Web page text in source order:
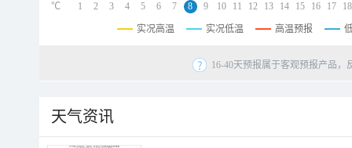
1 2 3 4 5 6 7 8 9 10 11 12 13 14 15 16 17 18
℃
实况高温 实况低温 高温预报
16-40天预报属于客观预报产品
天气资讯